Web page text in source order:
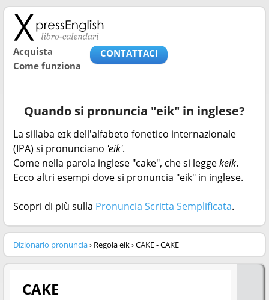
Acquista
Come funziona
CONTATTACI
Quando si pronuncia "eik" in inglese?
La sillaba eɪk dell'alfabeto fonetico internazionale
(IPA) si pronunciano 'eik'.
Come nella parola inglese "cake", che si leggekeik.
Ecco altri esempi dove si pronuncia "eik" in inglese.
Scopri di più sulla Pronuncia Scritta Semplificata.
Dizionario pronuncia› Regola eik › CAKE - CAKE
CAKE